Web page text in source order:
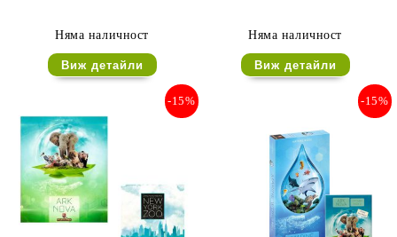
Няма наличност
Виж детайли
Няма наличност
Виж детайли
-15% -15%